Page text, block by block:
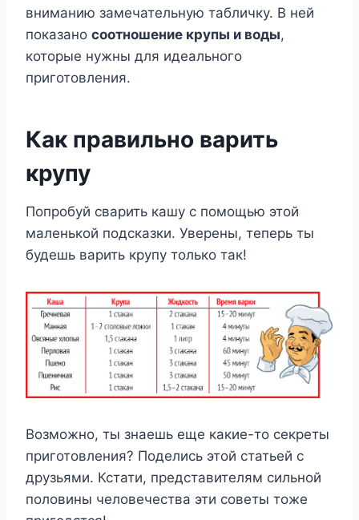
вниманию замечательную табличку. В ней
показано соотношение крупы и воды,
которые нужны для идеального
приготовления.
Как правильно варить
крупу
Попробуй сварить кашу с помощью этой
маленькой подсказки. Уверены, теперь ты
будешь варить крупу только так!
Возможно, ты знаешь еще какие-то секреты
приготовления? Поделись этой статьей с
друзьями. Кстати, представителям сильной
половины человечества эти советы тоже